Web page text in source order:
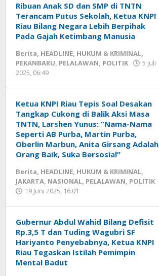
Ribuan Anak SD dan SMP di TNTN
Terancam Putus Sekolah, Ketua KNPI
Riau Bilang Negara Lebih Berpihak
Pada Gajah Ketimbang Manusia
Berita, HEADLINE, HUKUM & KRIMINAL,
PEKANBARU, PELALAWAN, POLITIK
5 Juli
2025, 06:49
Ketua KNPI Riau Tepis Soal Desakan
Tangkap Cukong di Balik Aksi Masa
TNTN, Larshen Yunus: “Nama-Nama
Seperti AB Purba, Martin Purba,
Oberlin Marbun, Anita Girsang Adalah
Orang Baik, Suka Bersosial”
Berita, HEADLINE, HUKUM & KRIMINAL,
JAKARTA, NASIONAL, PELALAWAN, POLITIK
19 Juni 2025, 16:01
Gubernur Abdul Wahid Bilang Defisit
Rp.3,5 T dan Tuding Wagubri SF
Hariyanto Penyebabnya, Ketua KNPI
Riau Tegaskan Istilah Pemimpin
Mental Badut